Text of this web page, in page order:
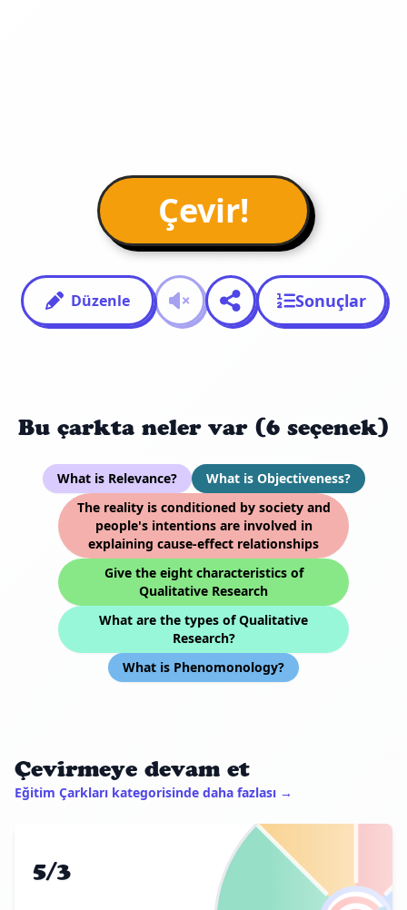
Çevir!
Düzenle Sonuçlar
Bu çarkta neler var (6 seçenek)
What is Relevance?
What is Objectiveness?
The reality is conditioned by society and
people's intentions are involved in
explaining cause-effect relationships
Give the eight characteristics of
Qualitative Research
What are the types of Qualitative
Research?
What is Phenomonology?
Çevirmeye devam et
Eğitim Çarkları kategorisinde daha fazlası →
5/3